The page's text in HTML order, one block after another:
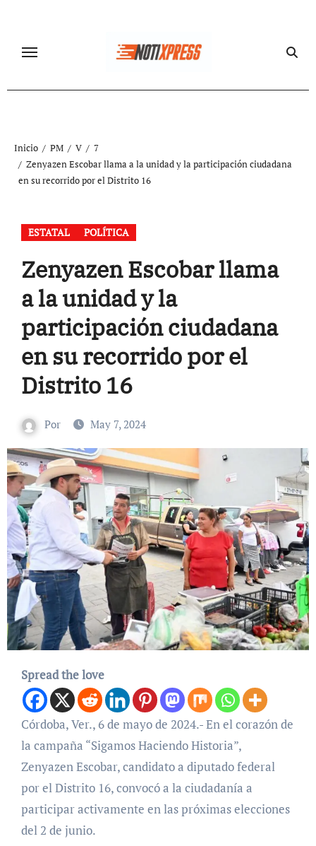
contenido
Inicio PM V
7
Zenyazen Escobar llama a la unidad y la participación ciudadana
en su recorrido por el Distrito 16
ESTATAL POLÍTICA
Zenyazen Escobar llama
a la unidad y la
participación ciudadana
en su recorrido por el
Distrito 16
Por May 7, 2024
Spread the love
Córdoba, Ver., 6 de mayo de 2024.- En el corazón de
la campaña “Sigamos Haciendo Historia”,
Zenyazen Escobar, candidato a diputado federal
por el Distrito 16, convocó a la ciudadanía a
participar activamente en las próximas elecciones
del 2 de junio.